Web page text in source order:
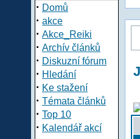
· Domů
· akce
· Akce_Reiki
· Archív článků
· Diskuzní fórum
· Hledání
· Ke stažení
· Témata článků
· Top 10
· Kalendář akcí